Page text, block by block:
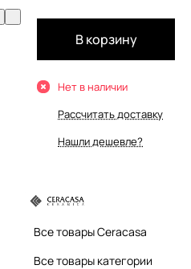
В корзину
Нет в наличии
Рассчитать доставку
Нашли дешевле?
Все товары Ceracasa
Все товары категории